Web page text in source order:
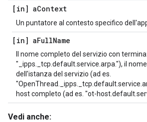
[in] aContext
Un puntatore al contesto specifico
[in] aFullName
Il nome completo del servizio con
"_ipps._tcp.default.service.arpa."), il
dell'istanza del servizio (ad es.
host completo (ad es. "ot-
Vedi anche: